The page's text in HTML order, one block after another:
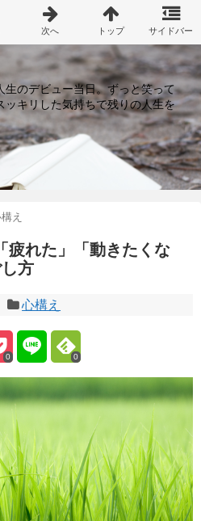
のデビュー当日。ずっと笑って
ッキリした気持ちで残りの人生を
え
疲れた」「動きたくな
方
心構え
0 0